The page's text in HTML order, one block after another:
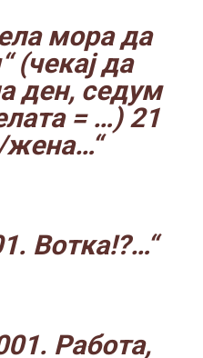
мора да
(чекај да
ден, седум
= …) 21
жена…“
Вотка!?…“
Работа,